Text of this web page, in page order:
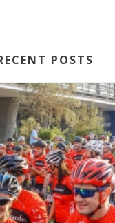
POSTS